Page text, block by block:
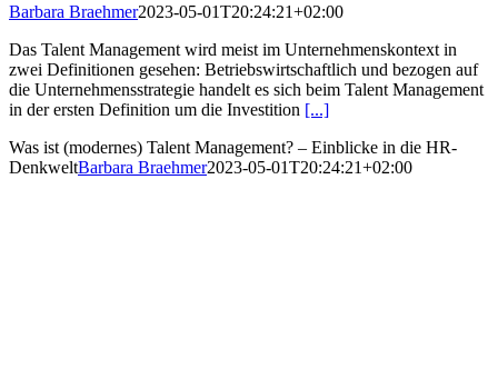
Barbara Braehmer2023-05-01T20:24:21+02:00
Das Talent Management wird meist im Unternehmenskontext in
zwei Definitionen gesehen: Betriebswirtschaftlich und bezogen auf
die Unternehmensstrategie handelt es sich beim Talent Management
in der ersten Definition um die Investition [...]
Was ist (modernes) Talent Management? – Einblicke in die HR-
DenkweltBarbara Braehmer2023-05-01T20:24:21+02:00